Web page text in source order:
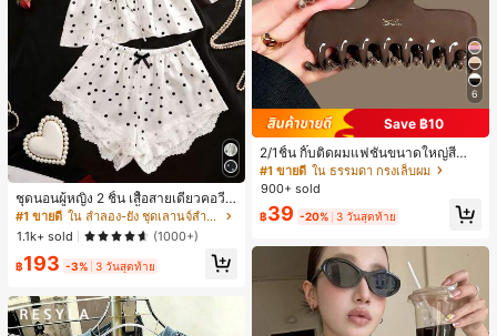
ชุดนอนผู้หญิง 2 ชิ้น เสื้อสายเดี่ยวคอวีลู
กไม้ พร้อมกางเกงขาสั้นแต่งลูกไม้ แต่ง
โบว์ที่เอว ชุดลำลองผู้หญิงนุ่มสบายน่ารั
ก สไตล์เอสเธติก
#1 ขายดี
ใน ลำลอง-ยัง ชุดเลานจ์สำหรับผู้หญิง
1.1k+ sold
(1000+)
฿193 -3% 3 วันสุดท้าย
6
Save ฿10
2/1ชิ้น กิ๊บติดผมแฟชั่นขนาดใหญ่สีน้ำ
ตาลชานมสำหรับผู้หญิง เหมาะสำหรับก
ารอาบน้ำ ล้างหน้า และจัดแต่งทรงผม
#1 ขายดี ใน ธรรมดา กรงเล็บผม
900+ sold
฿39 -20% 3 วันสุดท้าย